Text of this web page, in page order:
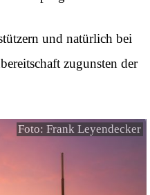
und natürlich bei
zugunsten der
Foto: Frank Leyendecker